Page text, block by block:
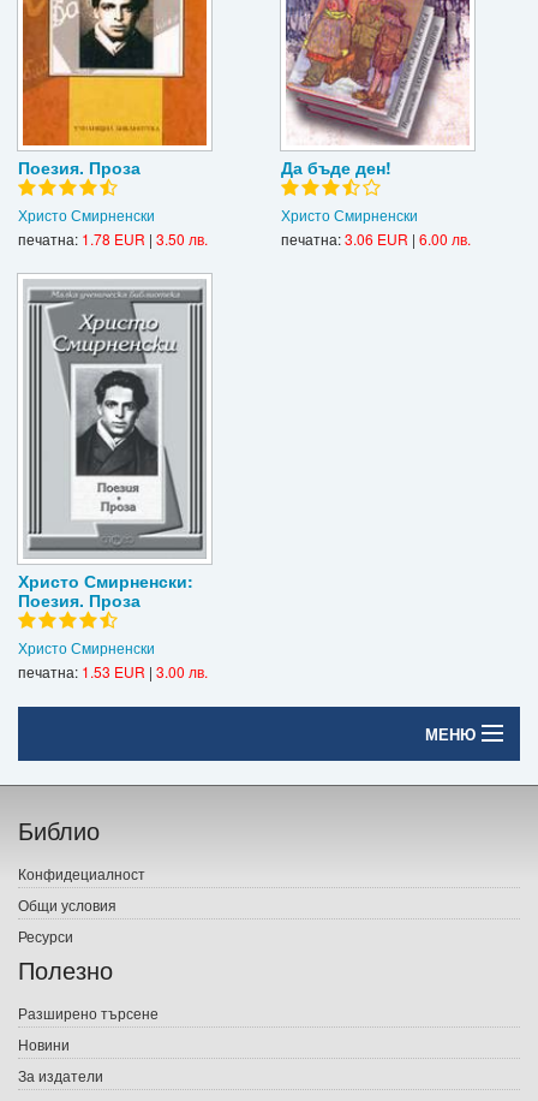
Поезия. Проза
Христо Смирненски
печатна: 1.78 EUR | 3.50 лв.
Да бъде ден!
Христо Смирненски
печатна:3.06 EUR | 6.00 лв.
Христо Смирненски:
Поезия. Проза
Христо Смирненски
печатна: 1.53 EUR | 3.00 лв.
МЕНЮ
Начало
Печатни книги
Електронни книги
Е-списания
Подаръци
Библио
Конфидециалност
Общи условия
Ресурси
Полезно
Разширено търсене
Новини
За издатели